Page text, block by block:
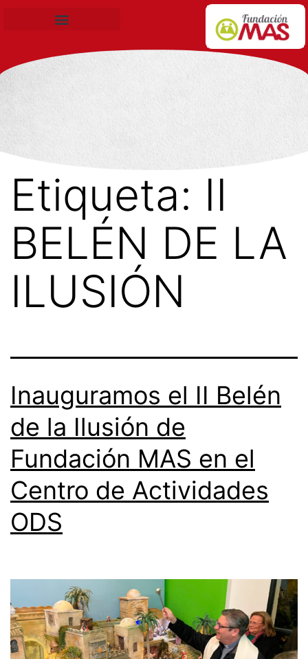
Etiqueta: II
BELÉN DE LA
ILUSIÓN
Inauguramos el II Belén
de la Ilusión de
Fundación MAS en el
Centro de Actividades
ODS